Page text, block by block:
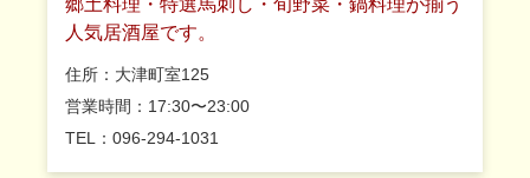
郷土料理・特選馬刺し・旬野菜・鍋料理が揃う
人気居酒屋です。
住所：大津町室125
営業時間：17:30〜23:00
TEL：096-294-1031